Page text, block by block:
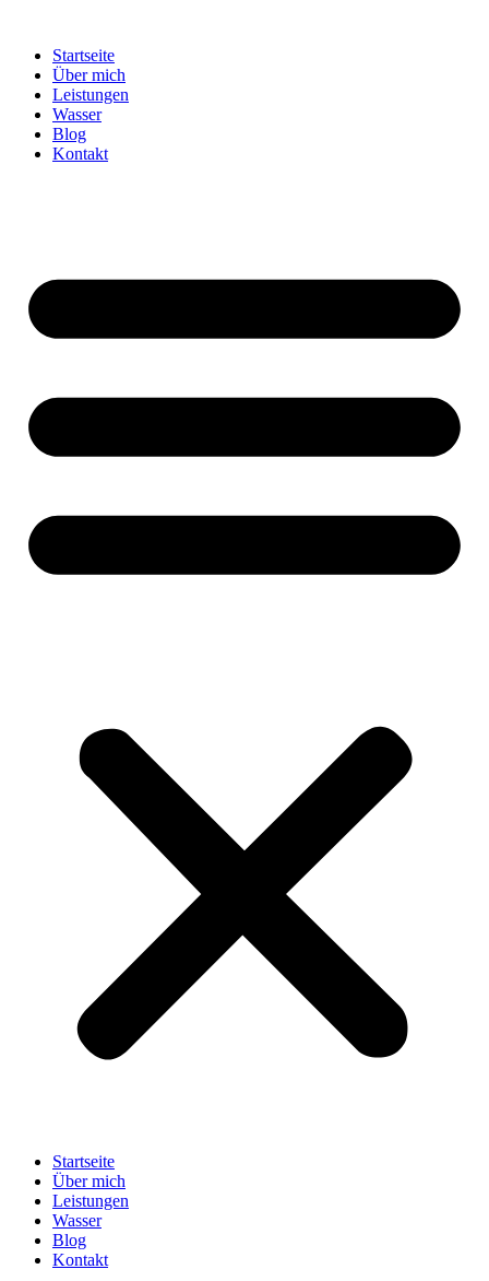
springenStartseite
Über mich
Leistungen
Wasser
Blog
Kontakt
Startseite
Über mich
Leistungen
Wasser
Blog
Kontakt